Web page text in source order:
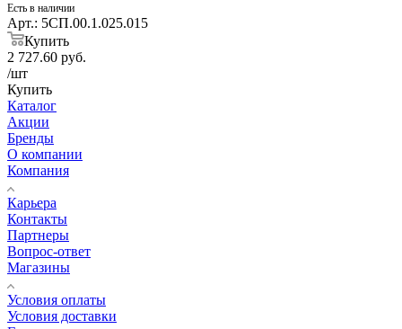
Есть в наличии
Арт.: 5СП.00.1.025.015
Купить
2 727.60 руб.
/шт
Купить
Каталог
Акции
Бренды
О компании
Компания
Карьера
Контакты
Партнеры
Вопрос-ответ
Магазины
Условия оплаты
Условия доставки